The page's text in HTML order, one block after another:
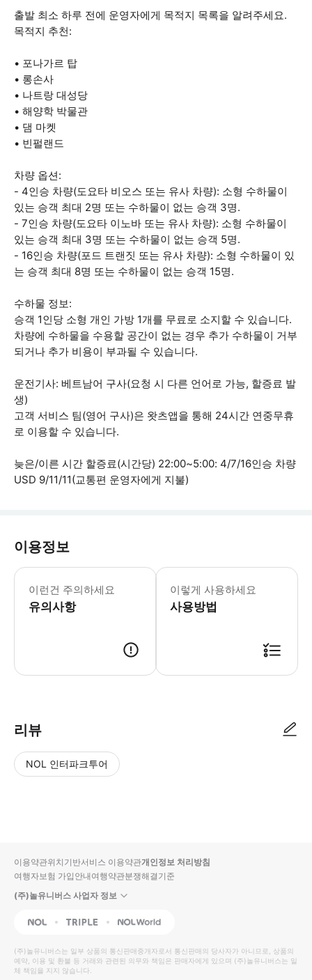
출발 최소 하루 전에 운영자에게 목적지 목록을 알려주세요.
목적지 추천:
• 포나가르 탑
• 롱손사
• 나트랑 대성당
• 해양학 박물관
• 댐 마켓
• 빈펄랜드
차량 옵션:
- 4인승 차량(도요타 비오스 또는 유사 차량): 소형 수하물이
있는 승객 최대 2명 또는 수하물이 없는 승객 3명.
- 7인승 차량(도요타 이노바 또는 유사 차량): 소형 수하물이
있는 승객 최대 3명 또는 수하물이 없는 승객 5명.
- 16인승 차량(포드 트랜짓 또는 유사 차량): 소형 수하물이 있
는 승객 최대 8명 또는 수하물이 없는 승객 15명.
수하물 정보:
승객 1인당 소형 개인 가방 1개를 무료로 소지할 수 있습니다.
차량에 수하물을 수용할 공간이 없는 경우 추가 수하물이 거부
되거나 추가 비용이 부과될 수 있습니다.
운전기사: 베트남어 구사(요청 시 다른 언어로 가능, 할증료 발
생)
고객 서비스 팀(영어 구사)은 왓츠앱을 통해 24시간 연중무휴
로 이용할 수 있습니다.
늦은/이른 시간 할증료(시간당) 22:00~5:00: 4/7/16인승 차량
USD 9/11/11(교통편 운영자에게 지불)
이용정보
이런건 주의하세요
유의사항
- 환승 서비스 담당자가 예약 후 24시
이렇게 사용하세요
사용방법
리뷰
NOL 인터파크투어
입니
다.
높
은
순
동
영
상
순
상
이용약관위치기반서비스 이용약관개인정보 처리방침
여행자보험 가입안내여행약관분쟁해결기준
(주)놀유니버스 사업자 정보
NOL Triple Interpark Global
(주)놀유니버스는 일부 상품의 통신판매중개자로서 통신판매의 당사자가 아니므로, 상품의
예약, 이용 및 환불 등 거래와 관련된 의무와 책임은 판매자에게 있으며 (주)놀유니버스는 일
체 책임을 지지 않습니다.